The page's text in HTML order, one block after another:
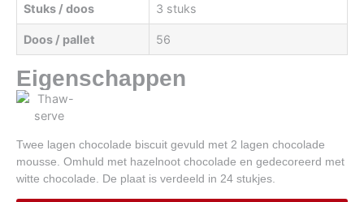
Stuks / doos 3 stuks
Doos / pallet 56
Eigenschappen
Twee lagen chocolade biscuit gevuld met 2 lagen chocolade
mousse. Omhuld met hazelnoot chocolade en gedecoreerd met
witte chocolade. De plaat is verdeeld in 24 stukjes.